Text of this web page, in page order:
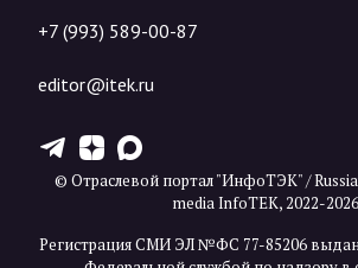
+7 (993) 589-00-87
editor@itek.ru
T Z X
© Отраслевой портал "ИнфоТЭК" /
media InfoTEK, 2022-2026
Регистрация СМИ ЭЛ №ФС 77-85206